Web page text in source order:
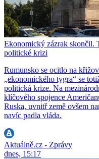
Ekonomický zázrak skončil.
politické krizi
Rumunsko se ocitlo na
„ekonomického tygra“ se
politická krize. Na
klíčového spojence
Ruska, uvnitř země ovšem
navíc padla vláda.
Aktuálně.cz - Zprávy
dnes, 15:17